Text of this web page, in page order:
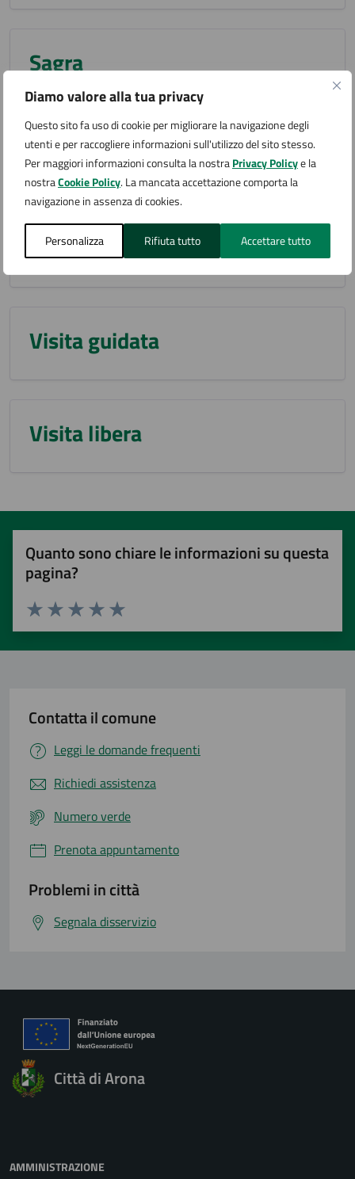
Diamo valore alla tua privacy
Questo sito fa uso di cookie per migliorare la navigazione degli
utenti e per raccogliere informazioni sull'utilizzo del sito stesso.
Per maggiori informazioni consulta la nostraPrivacy Policye la
nostraCookie Policy. La mancata accettazione comporta la
navigazione in assenza di cookies.
Personalizza Rifiuta tutto Accettare tutto
Sagra
Sfilata
Spettacolo teatrale
Visita guidata
Visita libera
Quanto sono chiare le informazioni su questa
pagina?
Valuta 5 stelle su 5
Valuta 4 stelle su 5
Valuta 3 stelle su 5
Valuta 2 stelle su 5
Valuta 1 stelle su 5
Contatta il comune
Leggi le domande frequenti
Richiedi assistenza
Numero verde
Prenota appuntamento
Problemi in città
Segnala disservizio
Città di Arona
AMMINISTRAZIONE